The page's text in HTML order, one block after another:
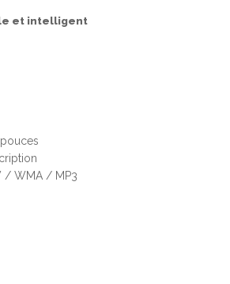
et intelligent
/ WMA / MP3